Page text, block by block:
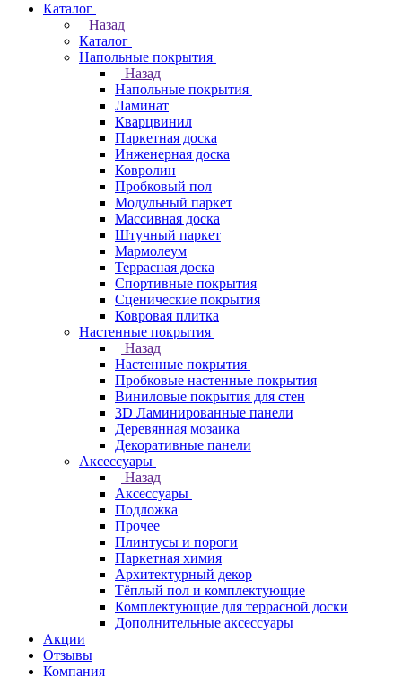
Каталог
Назад
Каталог
Напольные покрытия
Назад
Напольные покрытия
Ламинат
Кварцвинил
Паркетная доска
Инженерная доска
Ковролин
Пробковый пол
Модульный паркет
Массивная доска
Штучный паркет
Мармолеум
Террасная доска
Спортивные покрытия
Сценические покрытия
Ковровая плитка
Настенные покрытия
Назад
Настенные покрытия
Пробковые настенные покрытия
Виниловые покрытия для стен
3D Ламинированные панели
Деревянная мозаика
Декоративные панели
Аксессуары
Назад
Аксессуары
Подложка
Прочее
Плинтусы и пороги
Паркетная химия
Архитектурный декор
Тёплый пол и комплектующие
Комплектующие для террасной доски
Дополнительные аксессуары
Акции
Отзывы
Компания